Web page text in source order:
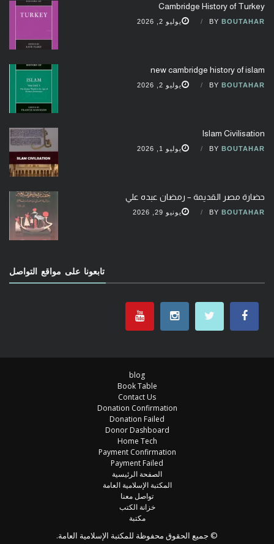
Cambridge History of Turkey
BY BOUTAHAR يوليو 2, 2026
new cambridge history of islam
BY BOUTAHAR يوليو 2, 2026
Islam Civilisation
BY BOUTAHAR يوليو 1, 2026
حضارة مصر القديمة – رمضان عبده علي
BY BOUTAHAR يونيو 29, 2026
تابعونا على مواقع التواصل
blog
Book Table
Contact Us
Donation Confirmation
Donation Failed
Donor Dashboard
Home Tech
Payment Confirmation
Payment Failed
الصفحة الرئيسية
المكتبة الإسلامية العامة
تواصل معنا
خزانة الكتب
مكتبة
© جميع الحقوق محفوظة للمكتبة الإسلامية العامة.